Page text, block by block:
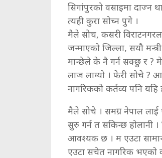
सिगांपुरको वसाइमा दाज्न
त्यही कुरा सोच्न पुगे ।
मैले सोच, कसरी
जन्माएको जिल्ला, सयौ
मान्छेले के नै गर्न सक्छु र ?
लाज लाग्यो । फेरी सोचे ?
नागरिकको कर्तव्य पनि यहि
मैले सोचे । समग्र नेपाल
सुरु गर्न त सकिन्छ होलानी ।
आवश्यक छ । म एउटा
एउटा सचेत नागरिक भएको